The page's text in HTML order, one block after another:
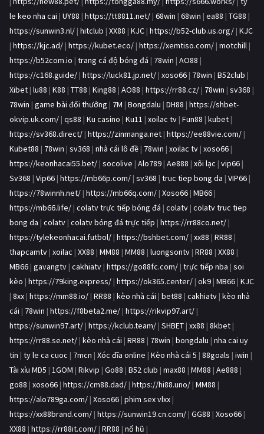
le keo nha cai | UY88 | https://tt8811.net/ | 68win | 68win | ea88 | TG88 |
https://sunwin3.nl/ | hitclub | XX88 | KJC | https://b52-club.us.org/ | KJC
| https://kjc.ad/ | https://kubet.eco/ | https://xemtiso.com/ | motchill |
https://b52com.io | trang cá độ bóng đá | 78win | AO88 |
https://c168.guide/ | https://luck81.jp.net/ | xoso66 | 78win | B52club |
Xibet | lu88 | K88 | TT88 | King88 | AO88 | https://rr88.cz/ | 78win | sv368 |
78win | game bài đổi thưởng | 7M | Bongdalu | DH88 | https://shbet-
okvip.uk.com/ | qs88 | Ku casino | Ku11 | xoilac tv | Fun88 | kubet |
https://sv368.direct/ | https://zinmanga.net | https://ee88vie.com/ |
Kubet88 | 78win | sv368 | nhà cái lô đề | 78win | xoilac tv | xoso66 |
https://keonhacai55.bet/ | socolive | Alo789 | Ae888 | xôi lạc | vip66 |
Sv368 | Vip66 | https://mb66p.com/ | sv368 | truc tiep bong da | VIP66 |
https://78winnh.net/ | https://mb66q.com/ | Xoso66 | MB66 |
https://mb66.life/ | colatv trực tiếp bóng đá | colatv | colatv truc tiep
bong da | colatv | colatv bóng đá trực tiếp | https://rr88co.net/ |
https://tylekeonhacai.futbol/ | https://bshbet.com/ | xx88 | RR88 |
thapcamtv | xoilac | XX88 | MM88 | MM88 | luongsontv | RR88 | XX88 |
MB66 | gavangtv | cakhiatv | https://go88fc.com/ | trực tiếp nba | soi
kèo | https://79king.express/ | https://ok365.center/ | ok9 | MB66 | KJC
| 8xx | https://mm88.io/ | RR88 | kèo nhà cái | bet88 | cakhiatv | kèo nhà
cái | 78win | https://f8beta2.me/ | https://rikvip97.art/ |
https://sunwin97.art/ | https://kclub.team/ | SHBET | xx88 | 8kbet |
https://rr88.se.net/ | kèo nhà cái | RR88 | 78win | bongdalu | nha cai uy
tin | ty le ca cuoc | 7mcn | Xóc đĩa online | Kèo nhà cái 5 | 88goals | iwin |
Tài xỉu MD5 | 1GOM | Rikvip | Go88 | B52 club | max88 | MM88 | Ae888 |
go88 | xoso66 | https://cm88.dad/ | https://hi88.uno/ | MM88 |
https://alo789ga.com/ | Xoso66 | phim sex vlxx |
https://xx88brand.com/ | https://sunwin19.cn.com/ | GG88 | Xoso66 |
XX88 | https://rr88it.com/ | RR88 | nổ hũ |